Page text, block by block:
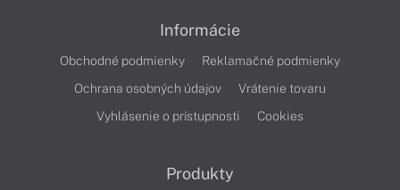
Informácie
Obchodné podmienky
Reklamačné podmienky
Ochrana osobných údajov
Vrátenie tovaru
Vyhlásenie o prístupnosti
Cookies
Produkty